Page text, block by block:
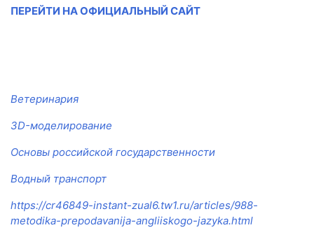
ПЕРЕЙТИ НА ОФИЦИАЛЬНЫЙ САЙТ
Ветеринария
3D-моделирование
Основы российской государственности
Водный транспорт
https://cr46849-instant-zual6.tw1.ru/articles/988-
metodika-prepodavanija-angliiskogo-jazyka.html